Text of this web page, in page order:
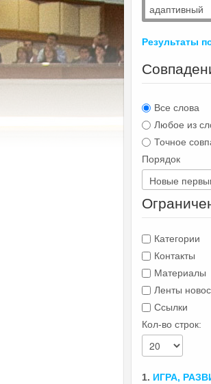
Результаты
Все слова
Любое из
Точное
Порядок
Категории
Контакты
Материалы
Ленты
Ссылки
Кол-во строк:
1. ИГРА,